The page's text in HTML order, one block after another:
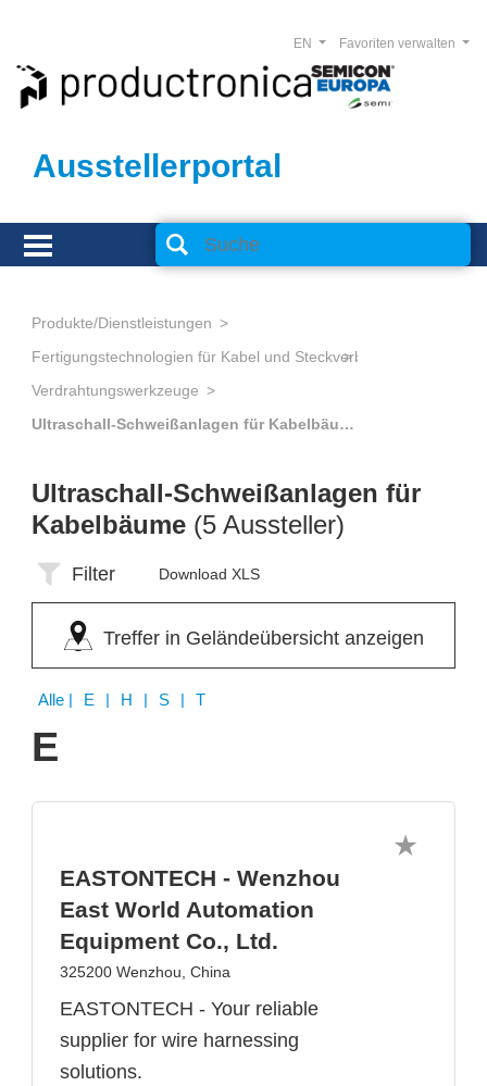
Ausstellerportal
Favoriten verwalten
EN
Produkte/Dienstleistungen
Fertigungstechnologien für Kabel und Steckverbinder
Verdrahtungswerkzeuge
Ultraschall-Schweißanlagen für Kabelbäume
Ultraschall-Schweißanlagen für
Kabelbäume (5 Aussteller)
Filter Download XLS
Treffer in Geländeübersicht anzeigen
Alle | E | H | S | T
E
EASTONTECH - Wenzhou
East World Automation
Equipment Co., Ltd.
325200 Wenzhou, China
EASTONTECH - Your reliable
supplier for wire harnessing
solutions.